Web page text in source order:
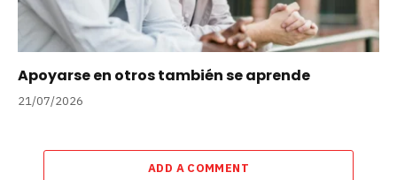
Apoyarse en otros también se aprende
21/07/2026
ADD A COMMENT